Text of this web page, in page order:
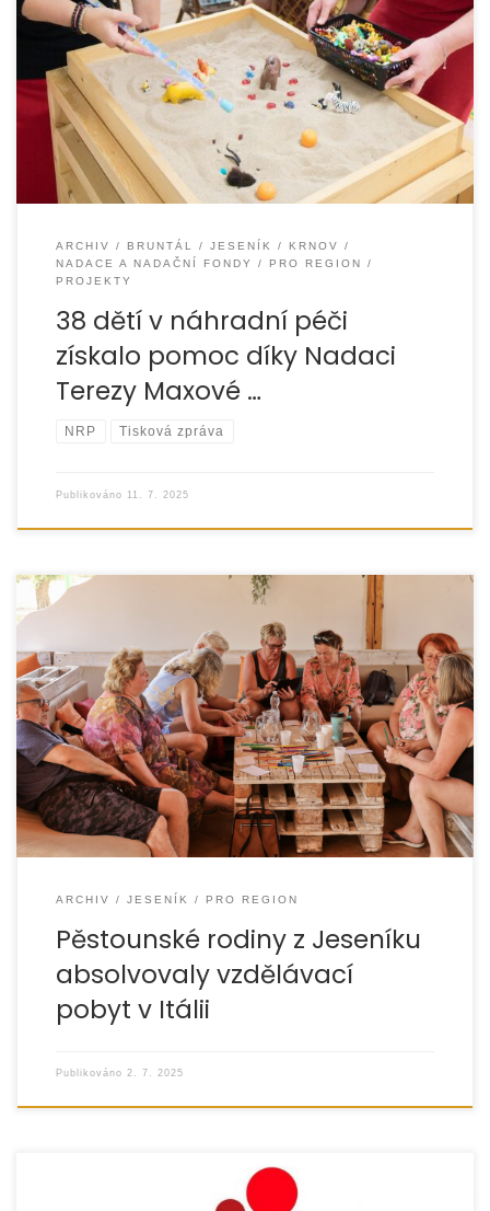
Díky podpoře Nadace Terezy Maxové dětem se v období
od listopadu 2024 do června 2025 podařilo naší
organizaci realizovat projekt zaměřený
ARCHIV BRUNTÁL JESENÍK
KRNOV
NADACE A NADAČNÍ FONDY
PRO REGION
PROJEKTY
38 dětí v náhradní péči
získalo pomoc díky Nadaci
Terezy Maxové …
NRP Tisková zpráva
Publikováno 11. 7. 2025
Ve dnech 13.–22. června 2025 se část pěstounských rodin
z pobočky Jeseník zúčastnila zahraničního vzdělávacího
pobytu v italském regionu Gargano, konkrétně
v kempu Villaggio Riccio nedaleko městečka Mattinata.
Pobyt byl součástí pravidelné podpory pěstounských
ARCHIV JESENÍK PRO REGION
Pěstounské rodiny z Jeseníku
absolvovaly vzdělávací
pobyt v Itálii
Publikováno 2. 7. 2025